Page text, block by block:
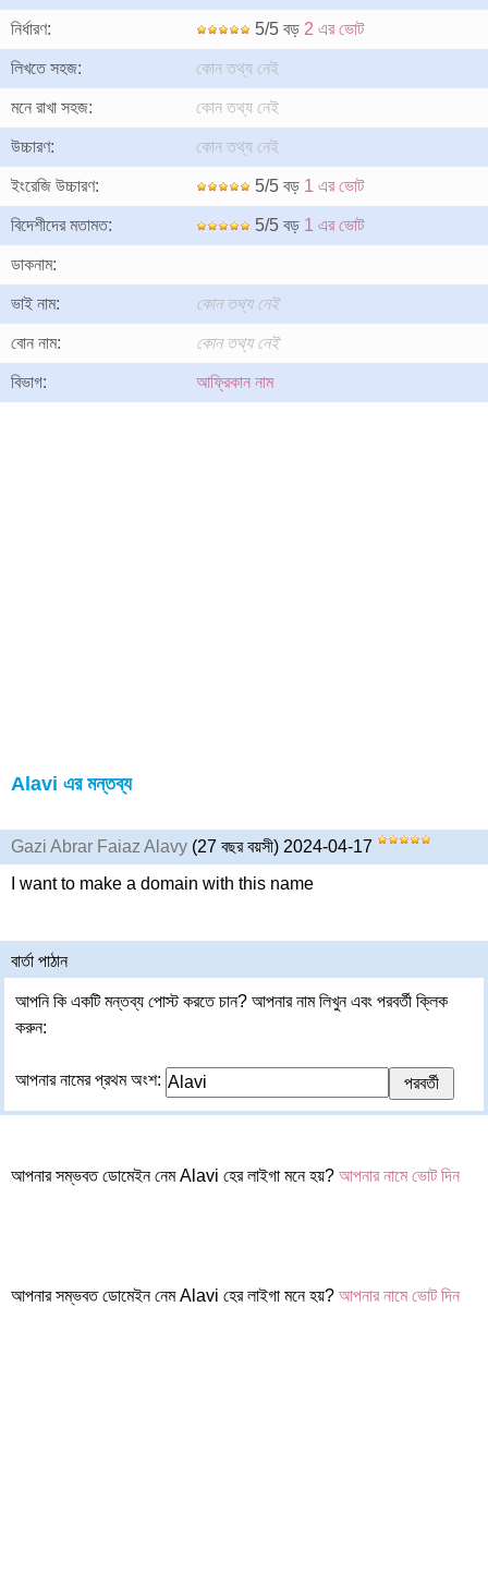
নির্ধারণ: 5/5 বড় 2 এর ভোট
লিখতে সহজ: কোন তথ্য নেই
মনে রাখা সহজ: কোন তথ্য নেই
উচ্চারণ: কোন তথ্য নেই
ইংরেজি উচ্চারণ: 5/5 বড় 1 এর ভোট
বিদেশীদের মতামত: 5/5 বড় 1 এর ভোট
ডাকনাম:
ভাই নাম: কোন তথ্য নেই
বোন নাম: কোন তথ্য নেই
বিভাগ: আফ্রিকান নাম
Alavi এর মন্তব্য
Gazi Abrar Faiaz Alavy (27 বছর বয়সী) 2024-04-17
I want to make a domain with this name
বার্তা পাঠান
আপনি কি একটি মন্তব্য পোস্ট করতে চান? আপনার নাম লিখুন এবং পরবর্তী ক্লিক
করুন:
আপনার নামের প্রথম অংশ:
আপনার সম্ভবত ডোমেইন নেম Alavi হের লাইগা মনে হয়? আপনার নামে ভোট দিন
আপনার সম্ভবত ডোমেইন নেম Alavi হের লাইগা মনে হয়? আপনার নামে ভোট দিন